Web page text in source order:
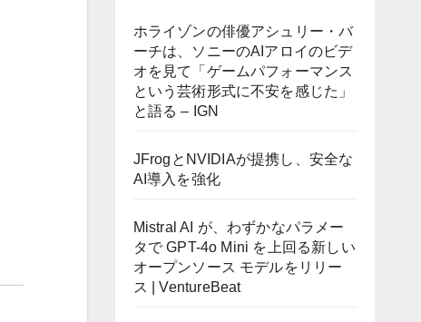
ホライゾンの俳優アシュリー・バ
ーチは、ソニーのAIアロイのビデ
オを見て「ゲームパフォーマンス
という芸術形式に不安を感じた」
と語る – IGN
JFrogとNVIDIAが提携し、安全な
AI導入を強化
Mistral AI が、わずかなパラメー
タで GPT-4o Mini を上回る新しい
オープンソース モデルをリリー
ス | VentureBeat